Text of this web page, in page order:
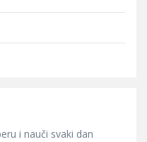
i nauči svaki dan